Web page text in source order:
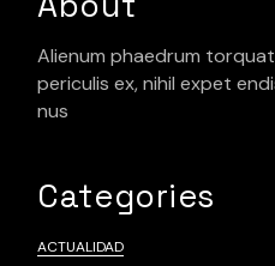
Alienum phaedrum
periculis ex, nihil expet
nus
Categories
ACTUALIDAD